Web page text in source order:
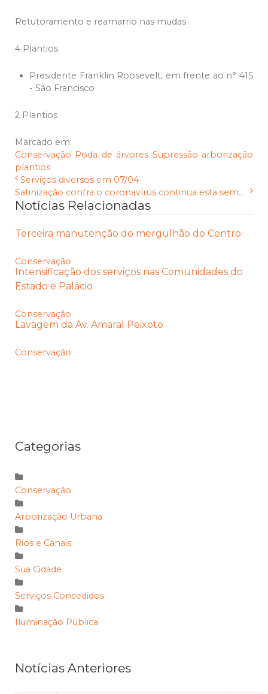
Retutoramento e reamarrio nas mudas
4 Plantios
Presidente Franklin Roosevelt, em frente ao n° 415
- São Francisco
2 Plantios
Marcado em:
Conservação Poda de árvores Supressão arborização
plantios
Serviços diversos em 07/04
Satinização contra o coronavírus continua esta sem...
Notícias Relacionadas
Terceira manutenção do mergulhão do Centro
Conservação
Intensificação dos serviços nas Comunidades do
Estado e Palácio
Conservação
Lavagem da Av. Amaral Peixoto
Conservação
Categorias
Conservação
Arborização Urbana
Rios e Canais
Sua Cidade
Serviços Concedidos
Iluminação Pública
Notícias Anteriores